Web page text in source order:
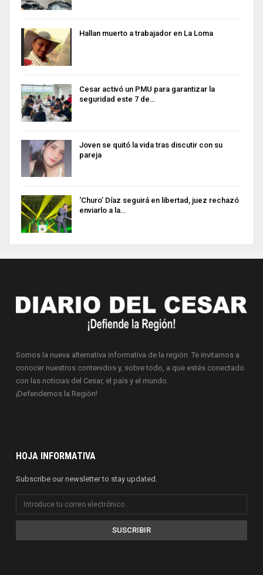
Hallan muerto a trabajador en La Loma
Cesar activó un PMU para garantizar la
seguridad este 7 de…
Joven se quitó la vida tras discutir con su
pareja
‘Churo’ Díaz seguirá en libertad, juez rechazó
enviarlo a la…
Somos la nueva alternativa informativa de la región. Te invitamos a
conocer nuestros contenidos y, sobre todo, a que estés conectado
con las noticias del Cesar, el país y el mundo.
¡Defendemos la Región!
HOJA INFORMATIVA
Subscribe our newsletter to stay updated.
SUSCRIBIR